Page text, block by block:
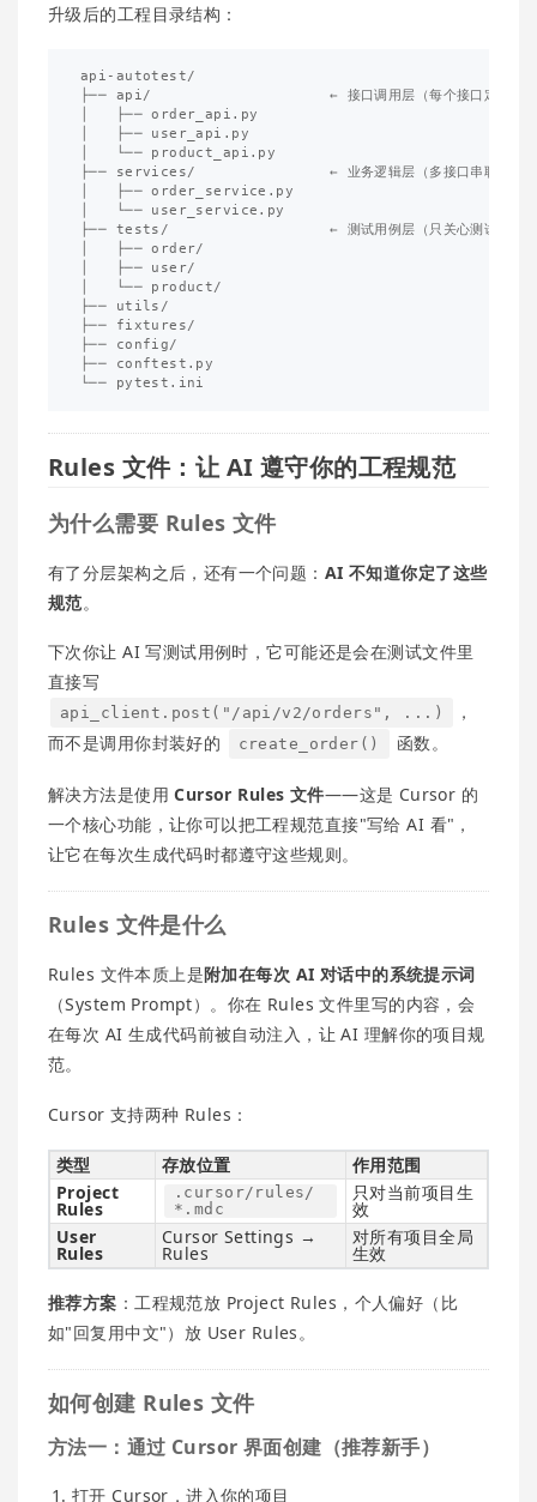
升级后的工程目录结构：
api-autotest/
├── api/                    ← 接口调用层（每个接口定义一次
│   ├── order_api.py
│   ├── user_api.py
│   └── product_api.py
├── services/               ← 业务逻辑层（多接口串联的公共
│   ├── order_service.py
│   └── user_service.py
├── tests/                  ← 测试用例层（只关心测试逻辑
│   ├── order/
│   ├── user/
│   └── product/
├── utils/
├── fixtures/
├── config/
├── conftest.py
Rules 文件：让 AI 遵守你的工程规范
为什么需要 Rules 文件
有了分层架构之后，还有一个问题： AI 不知道你定了这些
规范。
下次你让 AI 写测试用例时，它可能还是会在测试文件里
直接写
api_client.post("/api/v2/orders", ...)
，
而不是调用你封装好的
create_order() 函数。
解决方法是使用Cursor Rules 文件——这是 Cursor 的
一个核心功能，让你可以把工程规范直接"写给 AI 看"，
让它在每次生成代码时都遵守这些规则。
Rules 文件是什么
Rules 文件本质上是附加在每次 AI 对话中的系统提示词
（System Prompt）。你在 Rules 文件里写的内容，会
在每次 AI 生成代码前被自动注入，让 AI 理解你的项目规
范。
Cursor 支持两种 Rules：
类型 存放位置
作用范围
Project
Rules
.cursor/rules/
*.mdc
只对当前项目生
效
User
Rules
Cursor Settings →
Rules
对所有项目全局
生效
推荐方案 ：工程规范放 Project Rules，个人偏好（比
如"回复用中文"）放 User Rules。
如何创建 Rules 文件
方法一：通过 Cursor 界面创建（推荐新手）
打开 Cursor，进入你的项目